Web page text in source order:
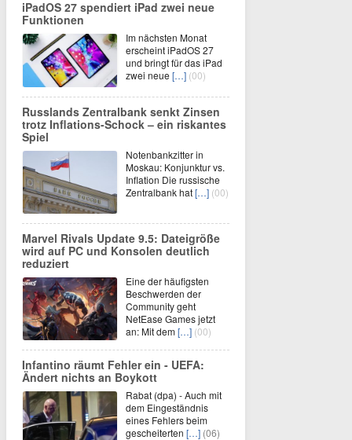
iPadOS 27 spendiert iPad zwei neue
Funktionen
Im nächsten Monat
erscheint iPadOS 27
und bringt für das iPad
zwei neue […] (00)
Russlands Zentralbank senkt Zinsen
trotz Inflations-Schock – ein riskantes
Spiel
Notenbankzitter in
Moskau: Konjunktur vs.
Inflation Die russische
Zentralbank hat[…] (00)
Marvel Rivals Update 9.5: Dateigröße
wird auf PC und Konsolen deutlich
reduziert
Eine der häufigsten
Beschwerden der
Community geht
NetEase Games jetzt
an: Mit dem[…] (00)
Infantino räumt Fehler ein - UEFA:
Ändert nichts an Boykott
Rabat (dpa) - Auch mit
dem Eingeständnis
eines Fehlers beim
gescheiterten […] (06)